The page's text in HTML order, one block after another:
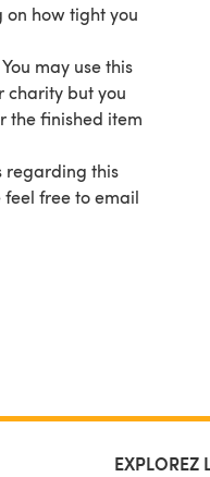
on how tight you
may use this
charity but you
the finished item
regarding this
free to email
EXPLOREZ